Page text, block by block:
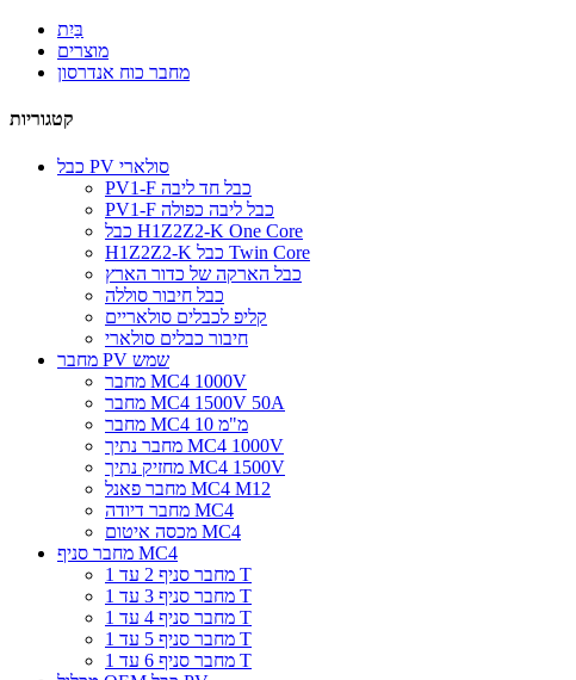
בַּיִת
מוצרים
מחבר כוח אנדרסון
קטגוריות
כבל PV סולארי
PV1-F כבל חד ליבה
PV1-F כבל ליבה כפולה
כבל H1Z2Z2-K One Core
H1Z2Z2-K כבל Twin Core
כבל הארקה של כדור הארץ
כבל חיבור סוללה
קליפ לכבלים סולאריים
חיבור כבלים סולארי
מחבר PV שמש
מחבר MC4 1000V
מחבר MC4 1500V 50A
מחבר MC4 10 מ"מ
מחבר נתיך MC4 1000V
מחזיק נתיך MC4 1500V
מחבר פאנל MC4 M12
מחבר דיודה MC4
מכסה איטום MC4
מחבר סניף MC4
מחבר סניף 2 עד 1 T
מחבר סניף 3 עד 1 T
מחבר סניף 4 עד 1 T
מחבר סניף 5 עד 1 T
מחבר סניף 6 עד 1 T